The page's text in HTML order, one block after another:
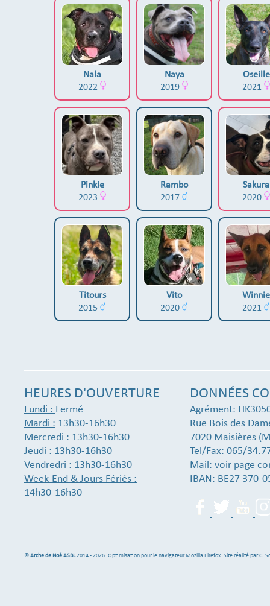
Nala
2022
Naya
2019
Oseille
2021
Pinkie
2023
Rambo
2017
Sakura
2020
Titours
2015
Vito
2020
Winnie
2021
HEURES D'OUVERTURE
Lundi : Fermé
Mardi : 13h30-16h30
Mercredi : 13h30-16h30
Jeudi : 13h30-16h30
Vendredri : 13h30-16h30
Week-End & Jours Fériés :
14h30-16h30
DONNÉES
Agrément:
Rue Bois des
7020 Maisières
Tel/Fax: 065/
Mail: voir page
IBAN: BE27 370-
©Arche de Noé ASBL2014 - 2026. Optimisation pour le navigateurMozilla Firefox. Site réalité parC.